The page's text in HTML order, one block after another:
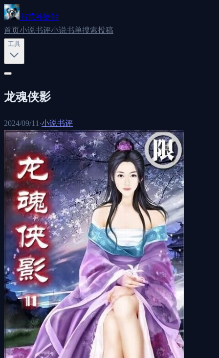
书荒补给站
首页小说书评小说书单搜索投稿
工具
龙魂侠影
2024/09/11 ·小说书评